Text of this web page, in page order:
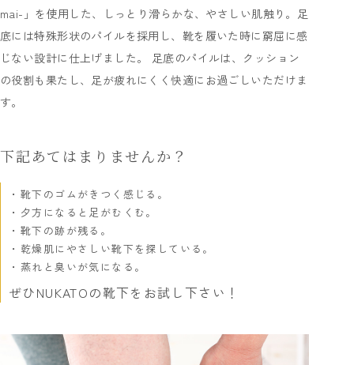
mai-」を使用した、しっとり滑らかな、やさしい肌触り。足
底には特殊形状のパイルを採用し、靴を履いた時に窮屈に感
じない設計に仕上げました。 足底のパイルは、クッション
の役割も果たし、足が疲れにくく快適にお過ごしいただけま
す。
下記あてはまりませんか？
靴下のゴムがきつく感じる。
夕方になると足がむくむ。
靴下の跡が残る。
乾燥肌にやさしい靴下を探している。
蒸れと臭いが気になる。
ぜひNUKATOの靴下をお試し下さい！